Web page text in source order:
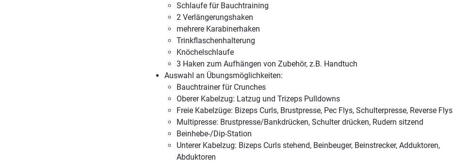
Schlaufe für Bauchtraining
2 Verlängerungshaken
mehrere Karabinerhaken
Trinkflaschenhalterung
Knöchelschlaufe
3 Haken zum Aufhängen von Zubehör, z.B. Handtuch
Auswahl an Übungsmöglichkeiten:
Bauchtrainer für Crunches
Oberer Kabelzug: Latzug und Trizeps Pulldowns
Freie Kabelzüge: Bizeps Curls, Brustpresse, Pec Flys, Schulterpresse, Reverse Flys
Multipresse: Brustpresse/Bankdrücken, Schulter drücken, Rudern sitzend
Beinhebe-/Dip-Station
Unterer Kabelzug: Bizeps Curls stehend, Beinbeuger, Beinstrecker, Adduktoren,
Abduktoren